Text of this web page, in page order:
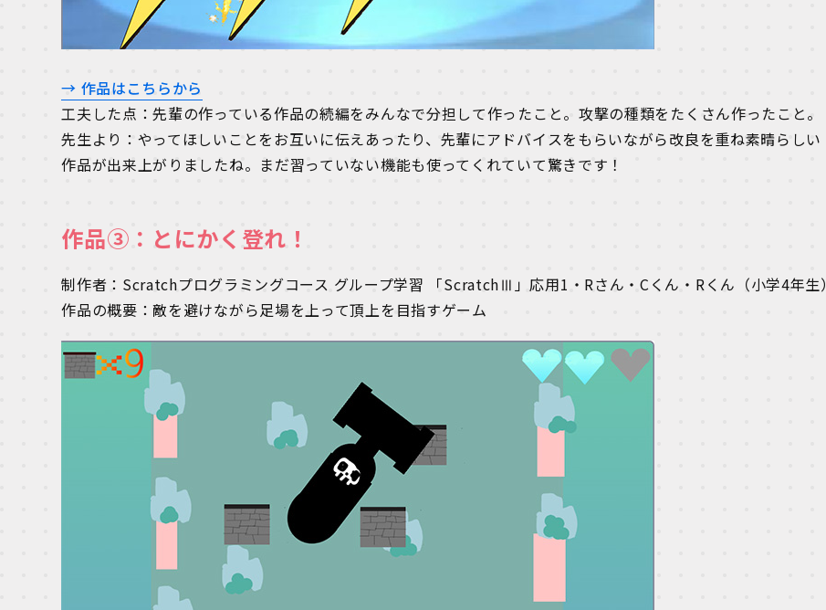
→ 作品はこちらから
工夫した点：先輩の作っている作品の続編をみんなで分担して作ったこと。攻撃の種類をたくさん作ったこと。
先生より：やってほしいことをお互いに伝えあったり、先輩にアドバイスをもらいながら改良を重ね素晴らしい
作品が出来上がりましたね。まだ習っていない機能も使ってくれていて驚きです！
作品③：とにかく登れ！
制作者：Scratchプログラミングコース グループ学習 「ScratchⅢ」応用1・Rさん・Cくん・Rくん（小学4年生）
作品の概要：敵を避けながら足場を上って頂上を目指すゲーム